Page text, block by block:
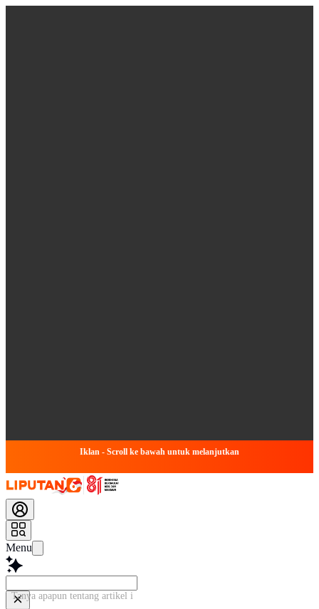
Iklan - Scroll ke bawah untuk melanjutkan
Menu
Tanya apapun tentang artikel ini...